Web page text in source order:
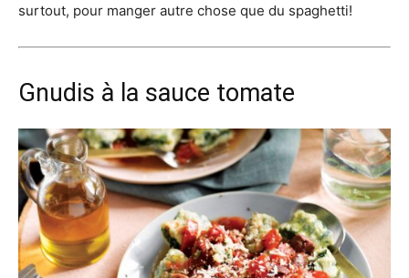
surtout, pour manger autre chose que du spaghetti!
Gnudis à la sauce tomate